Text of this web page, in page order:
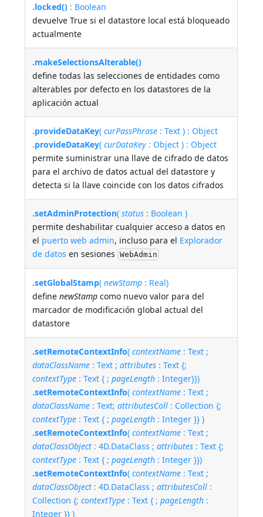
.locked() : Boolean
devuelve True si el datastore local está bloqueado
actualmente
.makeSelectionsAlterable()
define todas las selecciones de entidades como
alterables por defecto en los datastores de la
aplicación actual
.provideDataKey(curPassPhrase : Text ) : Object
.provideDataKey(curDataKey : Object ) : Object
permite suministrar una llave de cifrado de datos
para el archivo de datos actual del datastore y
detecta si la llave coincide con los datos cifrados
.setAdminProtection(status : Boolean )
permite deshabilitar cualquier acceso a datos en
el puerto web admin, incluso para el Explorador
de datos en sesiones WebAdmin
.setGlobalStamp(newStamp : Real)
definenewStamp como nuevo valor para del
marcador de modificación global actual del
datastore
.setRemoteContextInfo(contextName : Text ;
dataClassName : Text ;attributes : Text {;
contextType : Text { ;pageLength : Integer}})
.setRemoteContextInfo(contextName : Text ;
dataClassName : Text;attributesColl : Collection {;
contextType : Text { ;pageLength : Integer }} )
.setRemoteContextInfo(contextName : Text ;
dataClassObject : 4D.DataClass ;attributes : Text {;
contextType : Text { ;pageLength : Integer }})
.setRemoteContextInfo(contextName : Text ;
dataClassObject : 4D.DataClass ;attributesColl :
Collection {;contextType : Text { ;pageLength :
Integer }} )